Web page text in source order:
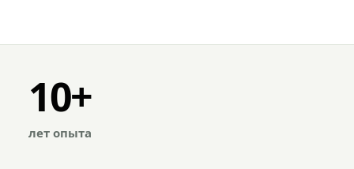
10+
лет опыта